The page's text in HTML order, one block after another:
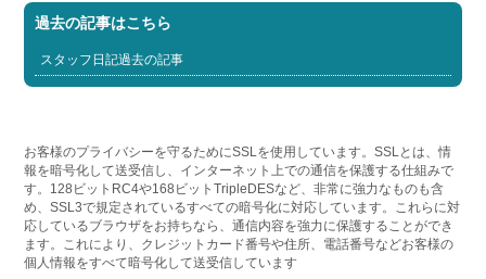
過去の記事はこちら
スタッフ日記過去の記事
お客様のプライバシーを守るためにSSLを使用しています。SSLとは、情
報を暗号化して送受信し、インターネット上での通信を保護する仕組みで
す。128ビットRC4や168ビットTripleDESなど、非常に強力なものも含
め、SSL3で規定されているすべての暗号化に対応しています。これらに対
応しているブラウザをお持ちなら、通信内容を強力に保護することができ
ます。これにより、クレジットカード番号や住所、電話番号などお客様の
個人情報をすべて暗号化して送受信しています